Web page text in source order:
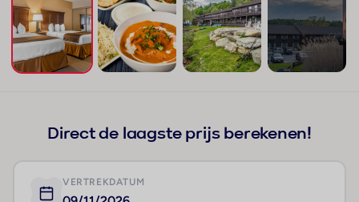
Direct de laagste prijs berekenen!
VERTREKDATUM